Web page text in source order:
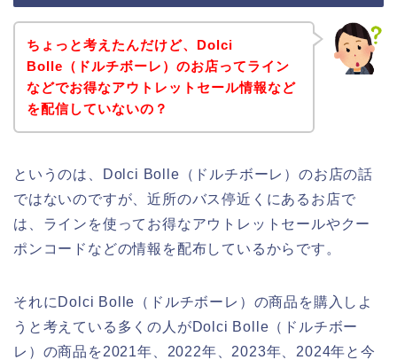
ちょっと考えたんだけど、Dolci
Bolle（ドルチボーレ）のお店ってライン
などでお得なアウトレットセール情報など
を配信していないの？
というのは、Dolci Bolle（ドルチボーレ）のお店の話
ではないのですが、近所のバス停近くにあるお店で
は、ラインを使ってお得なアウトレットセールやクー
ポンコードなどの情報を配布しているからです。
それにDolci Bolle（ドルチボーレ）の商品を購入しよ
うと考えている多くの人がDolci Bolle（ドルチボー
レ）の商品を2021年、2022年、2023年、2024年と今